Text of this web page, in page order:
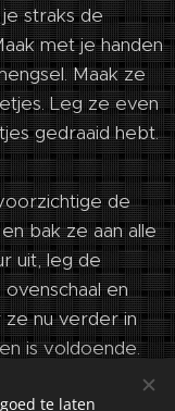
straks de
met je handen
Maak ze
Leg ze even
gedraaid hebt.
de
bak ze aan alle
uit, leg de
en
ze nu verder in
is voldoende.
te laten